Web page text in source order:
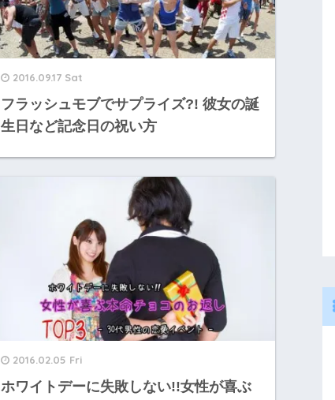
2016.09.17 Sat
フラッシュモブでサプライズ?! 彼女の誕
生日など記念日の祝い方
2016.02.05 Fri
ホワイトデーに失敗しない!!女性が喜ぶ